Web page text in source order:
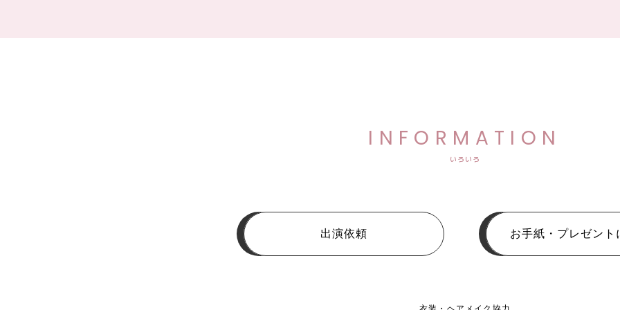
INFORMATION
いろいろ
出演依頼 お手紙・プレゼント